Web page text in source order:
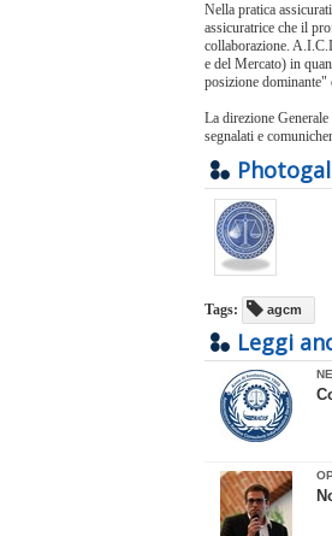
Nella pratica
assicuratrice che il
collaborazione.
e del Mercato) in
posizione dominante"
La direzione
segnalati e
Tags: agcm
Leggi